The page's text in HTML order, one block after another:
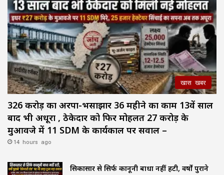
खास खबर
326 करोड़ का अरपा-भैंसाझार 36 महीने का काम 13वें साल
बाद भी अधूरा , ठेकेदार को फिर मोहलत ₹27 करोड़ के
मुआवजे में 11 SDM के कार्यकाल पर सवाल –
14 hours ago
सिकासार से सिर्फ कानूनी बाधा नहीं हटी, वर्षों पुराने